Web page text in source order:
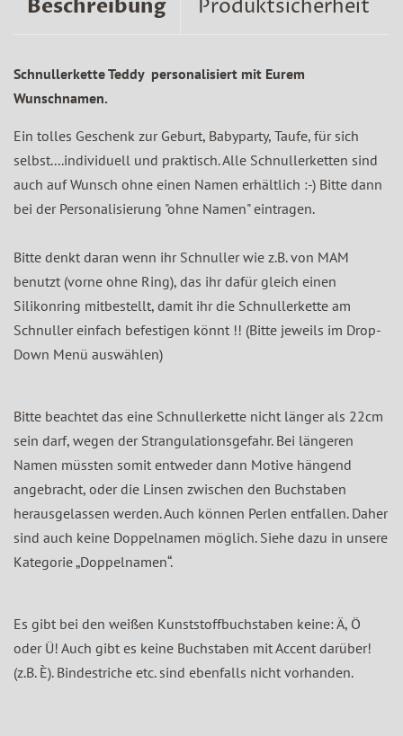
Beschreibung Produktsicherheit
Schnullerkette Teddy personalisiert mit Eurem
Wunschnamen.
Ein tolles Geschenk zur Geburt, Babyparty, Taufe, für sich
selbst....individuell und praktisch. Alle Schnullerketten sind
auch auf Wunsch ohne einen Namen erhältlich :-) Bitte dann
bei der Personalisierung "ohne Namen" eintragen.
Bitte denkt daran wenn ihr Schnuller wie z.B. von MAM
benutzt (vorne ohne Ring), das ihr dafür gleich einen
Silikonring mitbestellt, damit ihr die Schnullerkette am
Schnuller einfach befestigen könnt !! (Bitte jeweils im Drop-
Down Menü auswählen)
Bitte beachtet das eine Schnullerkette nicht länger als 22cm
sein darf, wegen der Strangulationsgefahr. Bei längeren
Namen müssten somit entweder dann Motive hängend
angebracht, oder die Linsen zwischen den Buchstaben
herausgelassen werden. Auch können Perlen entfallen. Daher
sind auch keine Doppelnamen möglich. Siehe dazu in unsere
Kategorie „Doppelnamen“.
Es gibt bei den weißen Kunststoffbuchstaben keine: Ä, Ö
oder Ü! Auch gibt es keine Buchstaben mit Accent darüber!
(z.B. È). Bindestriche etc. sind ebenfalls nicht vorhanden.